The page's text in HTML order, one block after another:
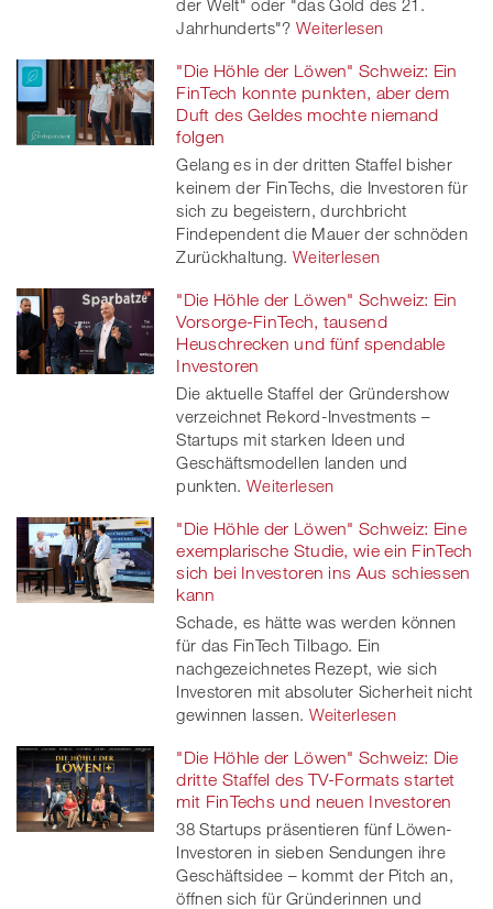
der Welt" oder "das Gold des 21.
Jahrhunderts"? Weiterlesen
"Die Höhle der Löwen" Schweiz: Ein
FinTech konnte punkten, aber dem
Duft des Geldes mochte niemand
folgen
Gelang es in der dritten Staffel bisher
keinem der FinTechs, die Investoren für
sich zu begeistern, durchbricht
Findependent die Mauer der schnöden
Zurückhaltung. Weiterlesen
"Die Höhle der Löwen" Schweiz: Ein
Vorsorge-FinTech, tausend
Heuschrecken und fünf spendable
Investoren
Die aktuelle Staffel der Gründershow
verzeichnet Rekord-Investments –
Startups mit starken Ideen und
Geschäftsmodellen landen und
punkten. Weiterlesen
"Die Höhle der Löwen" Schweiz: Eine
exemplarische Studie, wie ein FinTech
sich bei Investoren ins Aus schiessen
kann
Schade, es hätte was werden können
für das FinTech Tilbago. Ein
nachgezeichnetes Rezept, wie sich
Investoren mit absoluter Sicherheit nicht
gewinnen lassen. Weiterlesen
"Die Höhle der Löwen" Schweiz: Die
dritte Staffel des TV-Formats startet
mit FinTechs und neuen Investoren
38 Startups präsentieren fünf Löwen-
Investoren in sieben Sendungen ihre
Geschäftsidee – kommt der Pitch an,
öffnen sich für Gründerinnen und